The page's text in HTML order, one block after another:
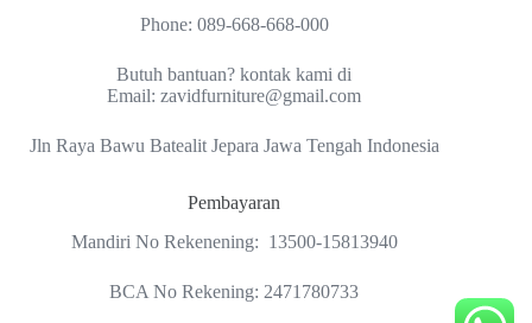
Phone: 089-668-668-000
Butuh bantuan? kontak kami di
Email:zavidfurniture@gmail.com
Jln Raya Bawu Batealit Jepara Jawa Tengah Indonesia
Pembayaran
Mandiri No Rekenening: 13500-15813940
BCA No Rekening: 2471780733